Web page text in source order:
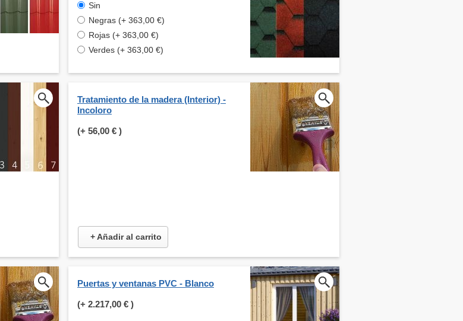
Sin
Negras (+ 363,00 €)
Rojas (+ 363,00 €)
Verdes (+ 363,00 €)
Tratamiento de la madera (Interior) -
Incoloro
(+ 56,00 € )
+ Añadir al carrito
Puertas y ventanas PVC - Blanco
(+ 2.217,00 € )